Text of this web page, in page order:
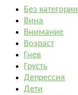
Без категории
Вина
Внимание
Возраст
Гнев
Грусть
Депрессия
Дети